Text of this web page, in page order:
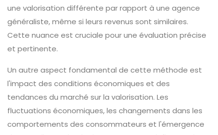
une valorisation différente par rapport à une agence
généraliste, même si leurs revenus sont similaires.
Cette nuance est cruciale pour une évaluation précise
et pertinente.
Un autre aspect fondamental de cette méthode est
l'impact des conditions économiques et des
tendances du marché sur la valorisation. Les
fluctuations économiques, les changements dans les
comportements des consommateurs et l'émergence